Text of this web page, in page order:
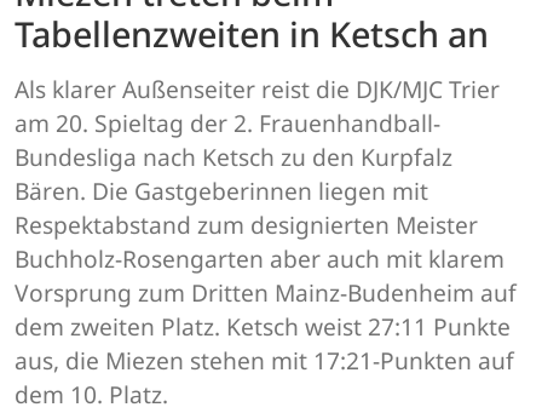
Tabellenzweiten in Ketsch an
Als klarer Außenseiter reist die DJK/MJC Trier
am 20. Spieltag der 2. Frauenhandball-
Bundesliga nach Ketsch zu den Kurpfalz
Bären. Die Gastgeberinnen liegen mit
Respektabstand zum designierten Meister
Buchholz-Rosengarten aber auch mit klarem
Vorsprung zum Dritten Mainz-Budenheim auf
dem zweiten Platz. Ketsch weist 27:11 Punkte
aus, die Miezen stehen mit 17:21-Punkten auf
dem 10. Platz.